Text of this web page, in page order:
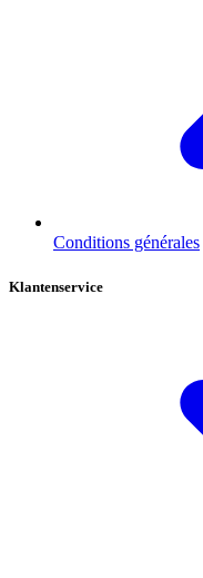
Conditions générales
Klantenservice